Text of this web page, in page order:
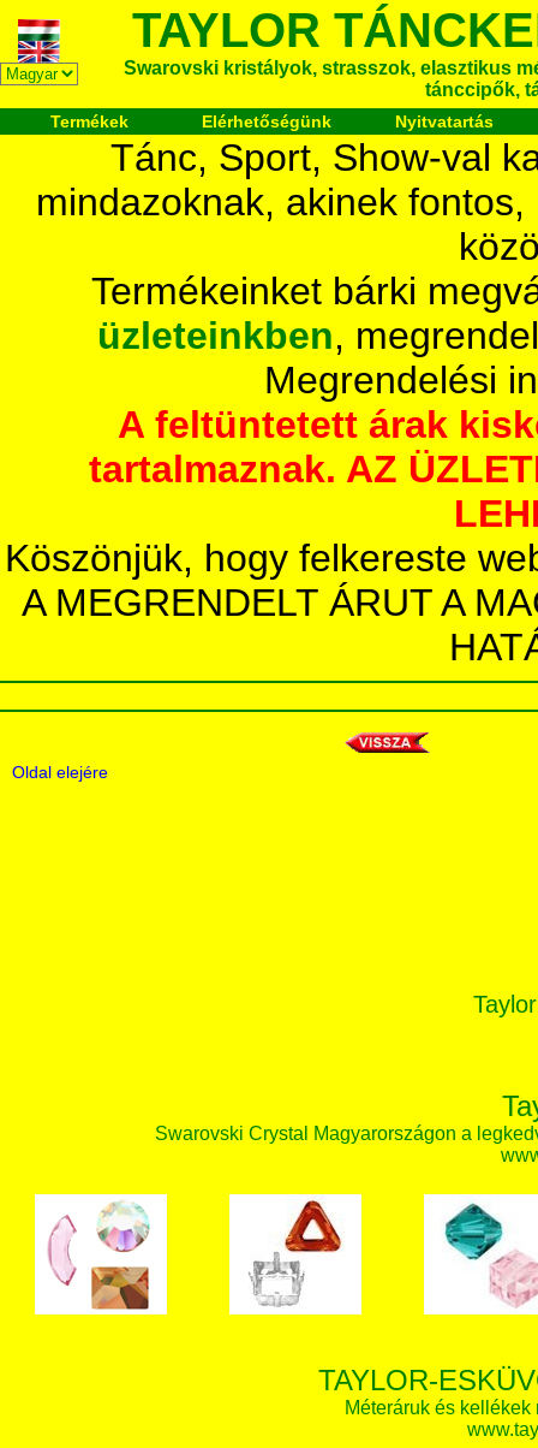
TAYLOR
Swarovski kristályok, strasszok, elasztikus
tánccipők,
Termékek Elérhetőségünk Nyitvatartás
Tánc, Sport, Show-val
mindazoknak, akinek
Termékeinket bárki
üzleteinkben,
Megrendelési
A feltüntetett árak
tartalmaznak. AZ
Köszönjük, hogy felkereste
A MEGRENDELT ÁRUT A
Oldal elejére
Swarovski Crystal Magyarországon a
TAYLOR-
Méteráruk és